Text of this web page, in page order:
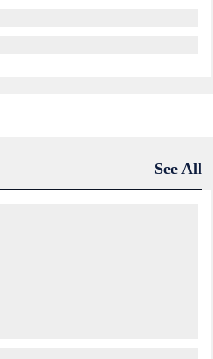
See All